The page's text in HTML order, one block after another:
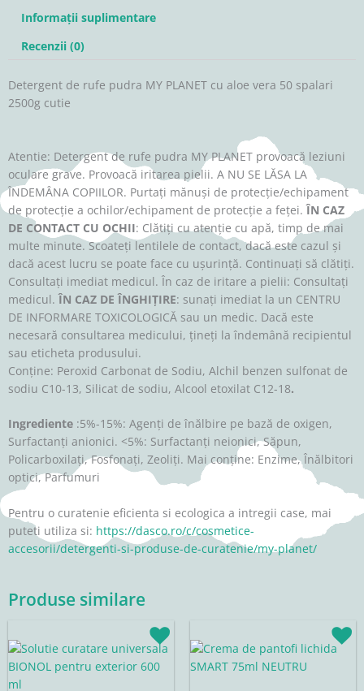
Informații suplimentare
Recenzii (0)
Detergent de rufe pudra MY PLANET cu aloe vera 50 spalari
2500g cutie
Atentie: Detergent de rufe pudra MY PLANET provoacă leziuni
oculare grave. Provoacă iritarea pielii. A NU SE LĂSA LA
ÎNDEMÂNA COPIILOR. Purtaţi mănuşi de protecţie/echipament
de protecţie a ochilor/echipament de protecţie a feţei.ÎN CAZ
DE CONTACT CU OCHII: Clătiţi cu atenţie cu apă, timp de mai
multe minute. Scoateţi lentilele de contact, dacă este cazul şi
dacă acest lucru se poate face cu uşurinţă. Continuaţi să clătiţi.
Consultaţi imediat medicul. În caz de iritare a pielii: Consultaţi
medicul.ÎN CAZ DE ÎNGHIŢIRE: sunaţi imediat la un CENTRU
DE INFORMARE TOXICOLOGICĂ sau un medic. Dacă este
necesară consultarea medicului, ţineţi la îndemână recipientul
sau eticheta produsului.
Conţine: Peroxid Carbonat de Sodiu, Alchil benzen sulfonat de
sodiu C10-13, Silicat de sodiu, Alcool etoxilat C12-18.
Ingrediente :5%-15%: Agenţi de înălbire pe bază de oxigen,
Surfactanţi anionici. <5%: Surfactanţi neionici, Săpun,
Policarboxilaţi, Fosfonaţi, Zeoliţi. Mai conţine: Enzime, Înălbitori
optici, Parfumuri
Pentru o curatenie eficienta si ecologica a intregii case, mai
puteti utiliza si: https://dasco.ro/c/cosmetice-
accesorii/detergenti-si-produse-de-curatenie/my-planet/
Produse similare